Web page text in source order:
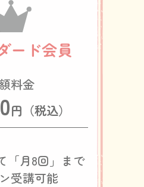
ード会員
円（税込）
「月8回」まで
受講可能